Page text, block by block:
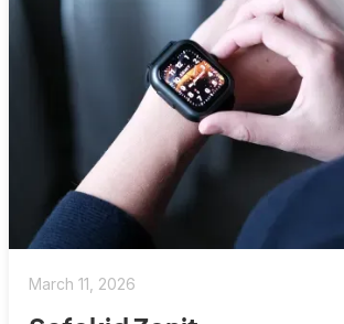
March 11, 2026